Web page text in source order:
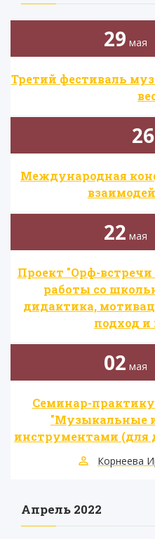
29 мая
Третий фестиваль
26
​Международная
22 мая
​Проект "Орф-
работы со
дидактика,
подход и
02 мая
Семинар-
"Музыкальные
инструментами (для
Корнеева
Апрель 2022